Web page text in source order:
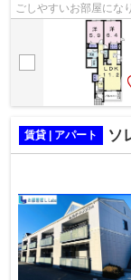
ごしやすいお部屋にな
も充実で家族向けの
賃貸 | アパート ソ